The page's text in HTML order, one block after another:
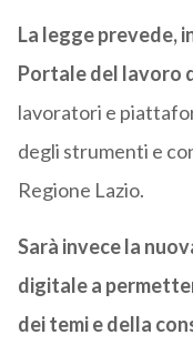
La legge prevede,
Portale del lavoro
lavoratori e
degli strumenti e
Regione Lazio.
Sarà invece la
digitale a
dei temi e della